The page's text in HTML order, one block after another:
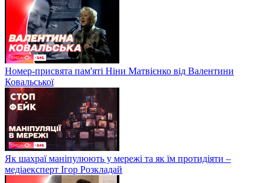
Номер-присвята пам'яті Ніни Матвієнко від Валентини
Ковальської
Як шахраї маніпулюють у мережі та як їм протидіяти –
медіаексперт Ігор Розкладай